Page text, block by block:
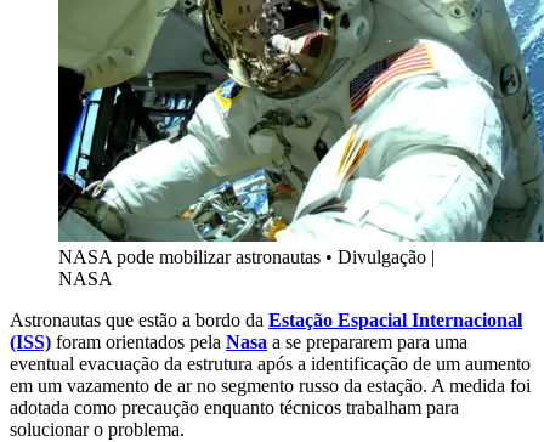
NASA pode mobilizar astronautas • Divulgação |
NASA
Astronautas que estão a bordo da Estação Espacial Internacional
(ISS) foram orientados pela Nasa a se prepararem para uma
eventual evacuação da estrutura após a identificação de um aumento
em um vazamento de ar no segmento russo da estação. A medida foi
adotada como precaução enquanto técnicos trabalham para
solucionar o problema.